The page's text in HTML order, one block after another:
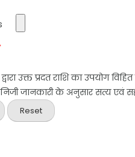
उक्त प्रदत राशि का उपयोग
जानकारी के अनुसार सत्य एवं